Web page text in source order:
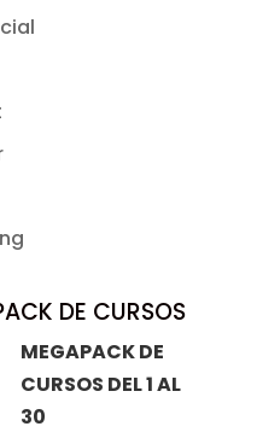
DE CURSOS
MEGAPACK DE
CURSOS DEL 1 AL
30